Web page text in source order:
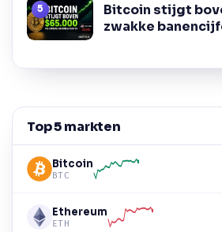
Bitcoin stijgt
zwakke
Top 5 markten
Bitcoin
BTC
Ethereum
ETH